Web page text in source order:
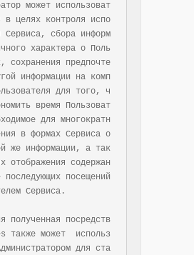
может использоват
в целях контроля испо
Сервиса, сбора информ
характера о Поль
сохранения предпочте
информации на комп
для того, ч
время Пользоват
для многократн
в формах Сервиса о
же информации, а так
отображения содержан
посещений
Сервиса.
полученная посредств
также может  использ
для ста